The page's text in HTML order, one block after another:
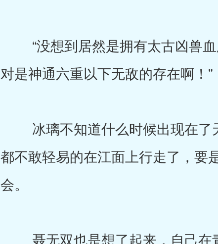
“没想到居然是拥有太古凶兽血
对是神通六重以下无敌的存在啊！”
冰璃不知道什么时候出现在了
都不敢轻易的在江面上行走了，要
会。
聂无双也是想了起来，自己在